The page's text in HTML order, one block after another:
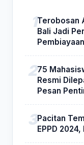
Terobosan
Bali Jadi
75
Resmi
Pesan
Pacitan
EPPD